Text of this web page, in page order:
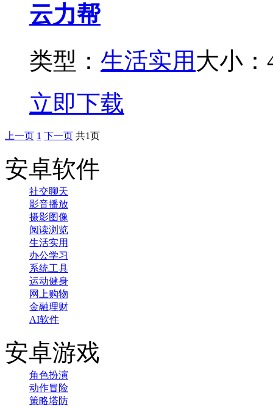
云力帮
类型： 生活实用 大小：
立即下载
上一页 1 下一页 共1页
安卓软件
社交聊天
影音播放
摄影图像
阅读浏览
生活实用
办公学习
系统工具
运动健身
网上购物
金融理财
AI软件
安卓游戏
角色扮演
动作冒险
策略塔防